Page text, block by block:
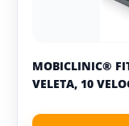
MOBICLINIC®
VELETA, 10